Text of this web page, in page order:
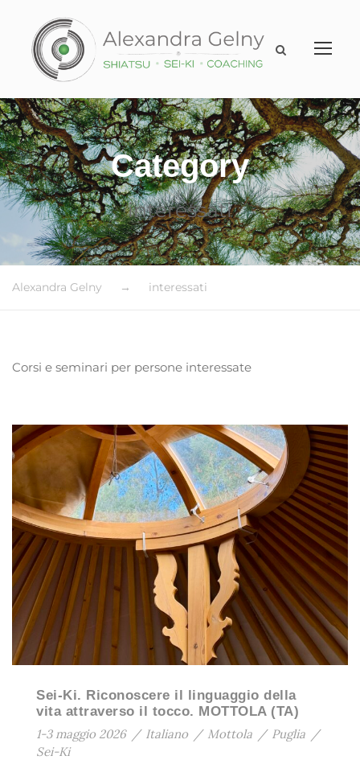
Category
interessati
Alexandra Gelny → interessati
Corsi e seminari per persone interessate
Sei-Ki. Riconoscere il linguaggio della
vita attraverso il tocco. MOTTOLA (TA)
1-3 maggio 2026 / Italiano / Mottola / Puglia /
Sei-Ki